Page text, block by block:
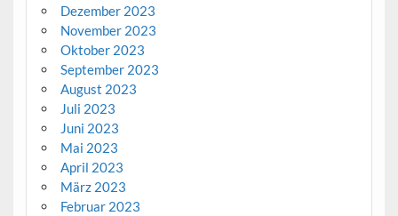
Dezember 2023
November 2023
Oktober 2023
September 2023
August 2023
Juli 2023
Juni 2023
Mai 2023
April 2023
März 2023
Februar 2023